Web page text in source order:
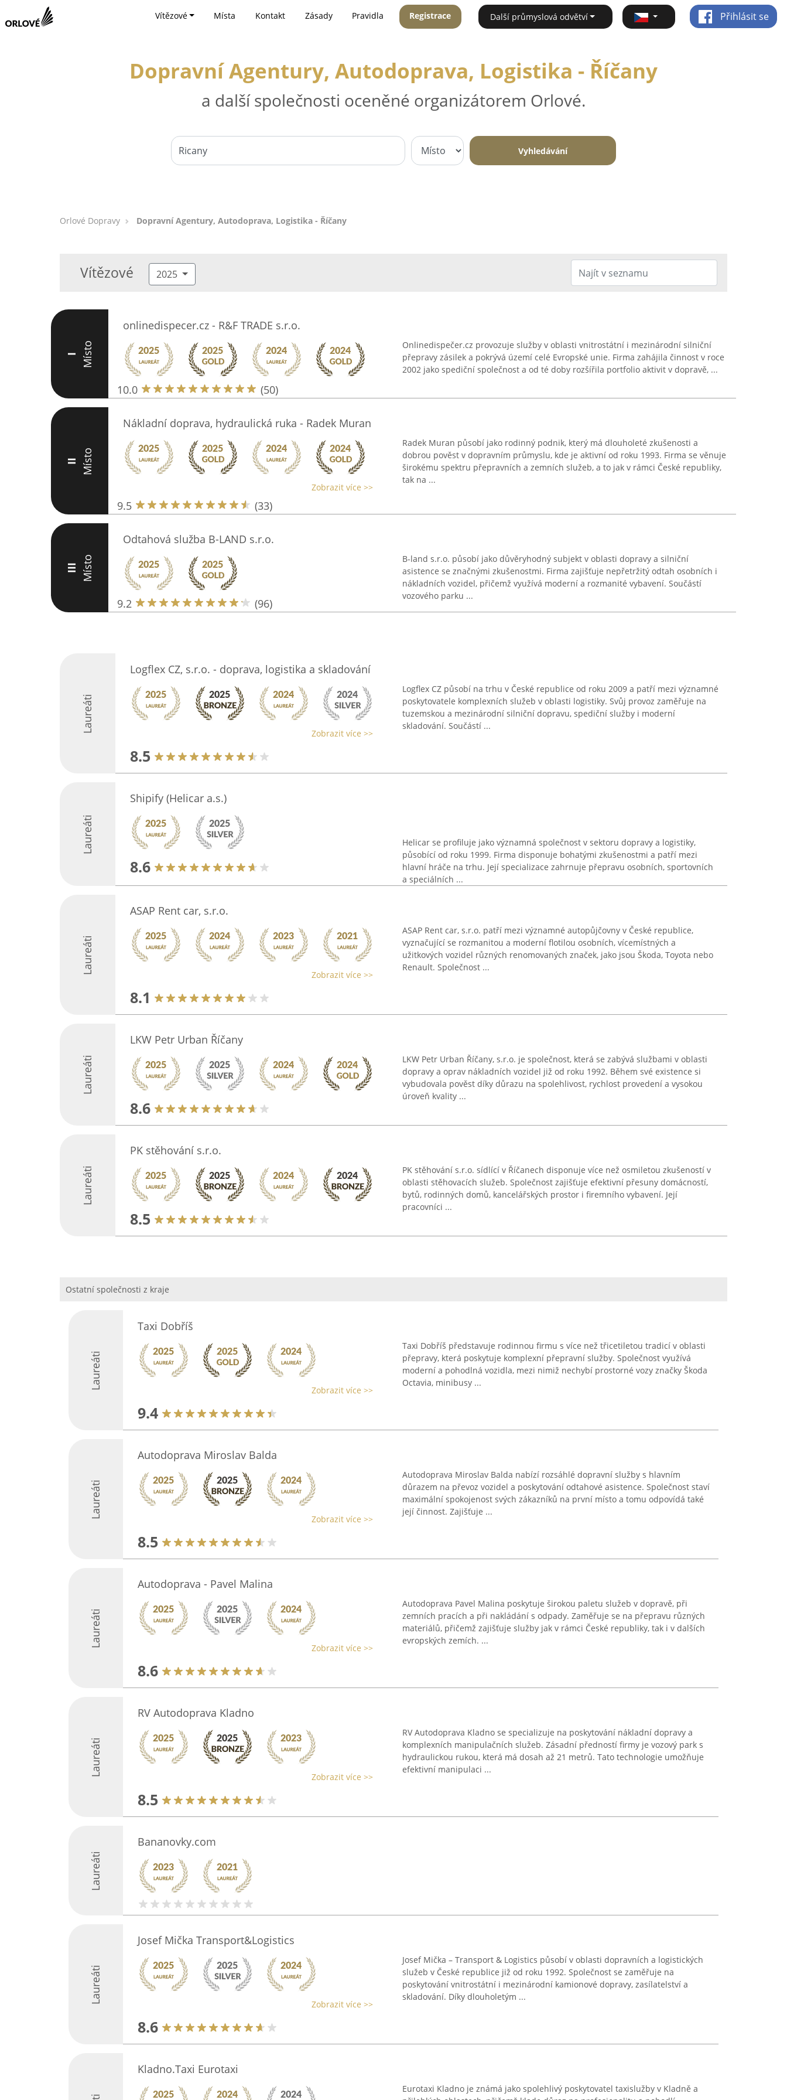
Vítězové Místa Kontakt Zásady Pravidla Registrace Další průmyslová odvětví Přihlásit se
Dopravní Agentury, Autodoprava, Logistika - Říčany
a další společnosti oceněné organizátorem Orlové.
Vyhledávání
Orlové Dopravy Dopravní Agentury, Autodoprava, Logistika - Říčany
Vítězové 2025
I Místo
onlinedispecer.cz - R&F TRADE s.r.o.
10.0 (50)
Onlinedispečer.cz provozuje služby v oblasti vnitrostátní i mezinárodní silniční
přepravy zásilek a pokrývá území celé Evropské unie. Firma zahájila činnost v roce
2002 jako spediční společnost a od té doby rozšířila portfolio aktivit v dopravě, ...
II Místo
Nákladní doprava, hydraulická ruka - Radek Muran
Zobrazit více >>
9.5 (33)
Radek Muran působí jako rodinný podnik, který má dlouholeté zkušenosti a
dobrou pověst v dopravním průmyslu, kde je aktivní od roku 1993. Firma se věnuje
širokému spektru přepravních a zemních služeb, a to jak v rámci České republiky,
tak na ...
III Místo
Odtahová služba B-LAND s.r.o.
9.2 (96)
B-land s.r.o. působí jako důvěryhodný subjekt v oblasti dopravy a silniční
asistence se značnými zkušenostmi. Firma zajišťuje nepřetržitý odtah osobních i
nákladních vozidel, přičemž využívá moderní a rozmanité vybavení. Součástí
vozového parku ...
Laureáti
Logflex CZ, s.r.o. - doprava, logistika a skladování
Zobrazit více >>
8.5
Logflex CZ působí na trhu v České republice od roku 2009 a patří mezi významné
poskytovatele komplexních služeb v oblasti logistiky. Svůj provoz zaměřuje na
tuzemskou a mezinárodní silniční dopravu, spediční služby i moderní
skladování. Součástí ...
Laureáti
Shipify (Helicar a.s.)
8.6
Helicar se profiluje jako významná společnost v sektoru dopravy a logistiky,
působící od roku 1999. Firma disponuje bohatými zkušenostmi a patří mezi
hlavní hráče na trhu. Její specializace zahrnuje přepravu osobních, sportovních
a speciálních ...
Laureáti
ASAP Rent car, s.r.o.
Zobrazit více >>
8.1
ASAP Rent car, s.r.o. patří mezi významné autopůjčovny v České republice,
vyznačující se rozmanitou a moderní flotilou osobních, vícemístných a
užitkových vozidel různých renomovaných značek, jako jsou Škoda, Toyota nebo
Renault. Společnost ...
Laureáti
LKW Petr Urban Říčany
8.6
LKW Petr Urban Říčany, s.r.o. je společnost, která se zabývá službami v oblasti
dopravy a oprav nákladních vozidel již od roku 1992. Během své existence si
vybudovala pověst díky důrazu na spolehlivost, rychlost provedení a vysokou
úroveň kvality ...
Laureáti
PK stěhování s.r.o.
8.5
PK stěhování s.r.o. sídlící v Říčanech disponuje více než osmiletou zkušeností v
oblasti stěhovacích služeb. Společnost zajišťuje efektivní přesuny domácností,
bytů, rodinných domů, kancelářských prostor i firemního vybavení. Její
pracovníci ...
Ostatní společnosti z kraje
Laureáti
Taxi Dobříš
Zobrazit více >>
9.4
Taxi Dobříš představuje rodinnou firmu s více než třicetiletou tradicí v oblasti
přepravy, která poskytuje komplexní přepravní služby. Společnost využívá
moderní a pohodlná vozidla, mezi nimiž nechybí prostorné vozy značky Škoda
Octavia, minibusy ...
Laureáti
Autodoprava Miroslav Balda
Zobrazit více >>
8.5
Autodoprava Miroslav Balda nabízí rozsáhlé dopravní služby s hlavním
důrazem na převoz vozidel a poskytování odtahové asistence. Společnost staví
maximální spokojenost svých zákazníků na první místo a tomu odpovídá také
její činnost. Zajišťuje ...
Laureáti
Autodoprava - Pavel Malina
Zobrazit více >>
8.6
Autodoprava Pavel Malina poskytuje širokou paletu služeb v dopravě, při
zemních pracích a při nakládání s odpady. Zaměřuje se na přepravu různých
materiálů, přičemž zajišťuje služby jak v rámci České republiky, tak i v dalších
evropských zemích. ...
Laureáti
RV Autodoprava Kladno
Zobrazit více >>
8.5
RV Autodoprava Kladno se specializuje na poskytování nákladní dopravy a
komplexních manipulačních služeb. Zásadní předností firmy je vozový park s
hydraulickou rukou, která má dosah až 21 metrů. Tato technologie umožňuje
efektivní manipulaci ...
Laureáti
Bananovky.com
Laureáti
Josef Mička Transport&Logistics
Zobrazit více >>
8.6
Josef Mička – Transport & Logistics působí v oblasti dopravních a logistických
služeb v České republice již od roku 1992. Společnost se zaměřuje na
poskytování vnitrostátní i mezinárodní kamionové dopravy, zasílatelství a
skladování. Díky dlouholetým ...
Kladno.Taxi Eurotaxi
Eurotaxi Kladno je známá jako spolehlivý poskytovatel taxislužby v Kladně a